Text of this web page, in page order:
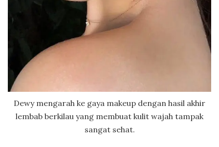
Dewy mengarah ke gaya makeup dengan hasil akhir
lembab berkilau yang membuat kulit wajah tampak
sangat sehat.